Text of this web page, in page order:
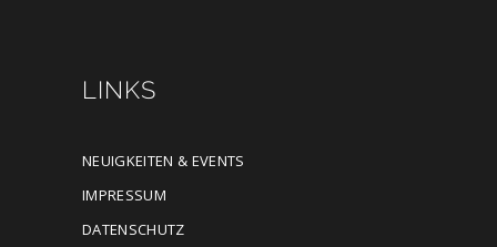
LINKS
NEUIGKEITEN & EVENTS
IMPRESSUM
DATENSCHUTZ